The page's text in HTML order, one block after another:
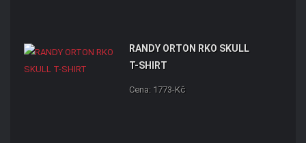
RANDY ORTON RKO SKULL
T-SHIRT
Cena: 1773-Kč